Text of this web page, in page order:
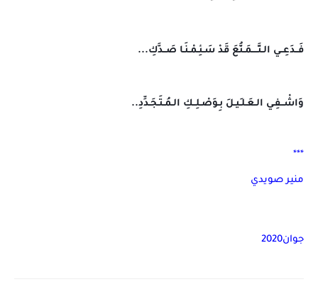
فَــدَعِــي الـتَّــــمَـنُّعَ قَدْ سَـئِـمْـنَـا صَــدَّكِ...
وَاشْــفِـي الـعَـلـِيـلَ بِـوَصْـلِــكِ الـمُـتَـجَـدِّدِ..
***
منير صويدي
جوان2020